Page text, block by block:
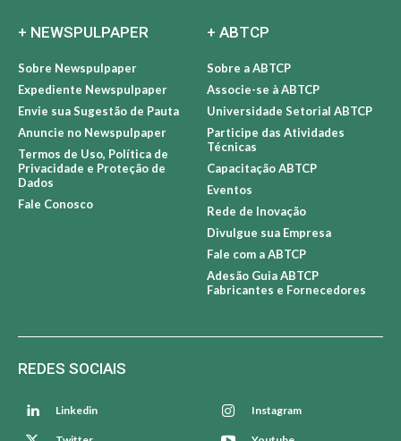
+ NEWSPULPAPER
Sobre Newspulpaper
Expediente Newspulpaper
Envie sua Sugestão de Pauta
Anuncie no Newspulpaper
Termos de Uso, Política de
Privacidade e Proteção de
Dados
Fale Conosco
+ ABTCP
Sobre a ABTCP
Associe-se à ABTCP
Universidade Setorial ABTCP
Participe das Atividades
Técnicas
Capacitação ABTCP
Eventos
Rede de Inovação
Divulgue sua Empresa
Fale com a ABTCP
Adesão Guia ABTCP
Fabricantes e Fornecedores
REDES SOCIAIS
Linkedin Instagram